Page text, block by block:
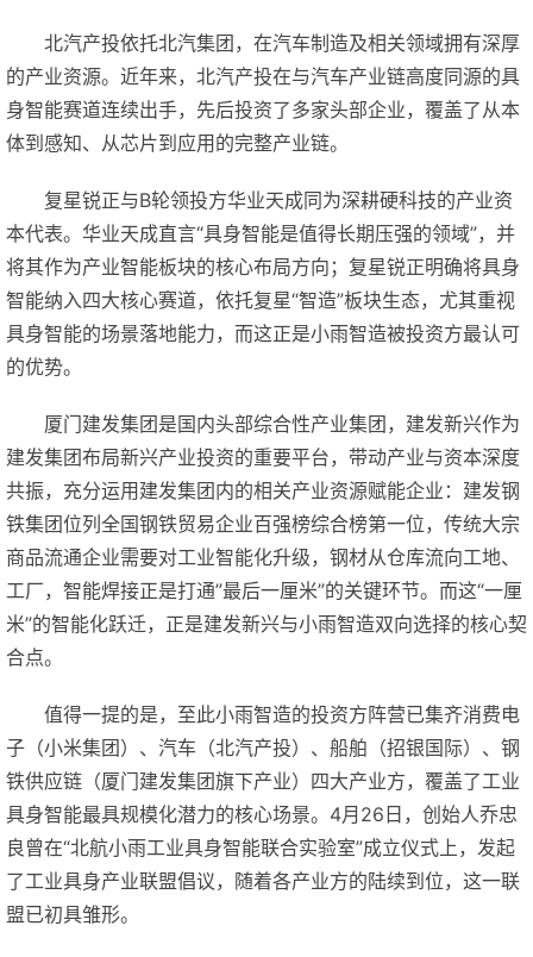
北汽产投依托北汽集团，在汽车制造及相关领域拥有深厚
的产业资源。近年来，北汽产投在与汽车产业链高度同源的具
身智能赛道连续出手，先后投资了多家头部企业，覆盖了从本
体到感知、从芯片到应用的完整产业链。
复星锐正与B轮领投方华业天成同为深耕硬科技的产业资
本代表。华业天成直言“具身智能是值得长期压强的领域”，并
将其作为产业智能板块的核心布局方向；复星锐正明确将具身
智能纳入四大核心赛道，依托复星“智造”板块生态，尤其重视
具身智能的场景落地能力，而这正是小雨智造被投资方最认可
的优势。
厦门建发集团是国内头部综合性产业集团，建发新兴作为
建发集团布局新兴产业投资的重要平台，带动产业与资本深度
共振，充分运用建发集团内的相关产业资源赋能企业：建发钢
铁集团位列全国钢铁贸易企业百强榜综合榜第一位，传统大宗
商品流通企业需要对工业智能化升级，钢材从仓库流向工地、
工厂，智能焊接正是打通”最后一厘米”的关键环节。而这“一厘
米”的智能化跃迁，正是建发新兴与小雨智造双向选择的核心契
合点。
值得一提的是，至此小雨智造的投资方阵营已集齐消费电
子（小米集团）、汽车（北汽产投）、船舶（招银国际）、钢
铁供应链（厦门建发集团旗下产业）四大产业方，覆盖了工业
具身智能最具规模化潜力的核心场景。4月26日，创始人乔忠
良曾在“北航小雨工业具身智能联合实验室”成立仪式上，发起
了工业具身产业联盟倡议，随着各产业方的陆续到位，这一联
盟已初具雏形。